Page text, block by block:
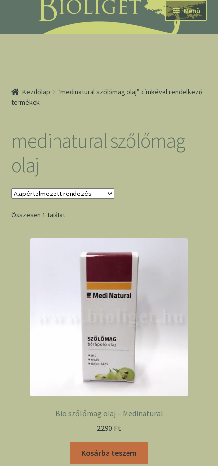
navigációhoz
tartalomba
Menü
Kezdőlap
“medinatural szőlőmag olaj” címkével rendelkező
termékek
medinatural szőlőmag
olaj
Összesen 1 találat
Bio szőlőmag olaj – Medinatural
2290 Ft
Kosárba teszem